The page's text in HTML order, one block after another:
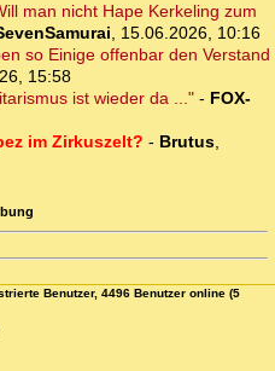
man nicht Hape Kerkeling zum
, 15.06.2026, 10:16
so Einige offenbar den Verstand
15:58
ist wieder da ..."- FOX-
im Zirkuszelt? - Brutus,
Benutzer, 4496 Benutzer online (5